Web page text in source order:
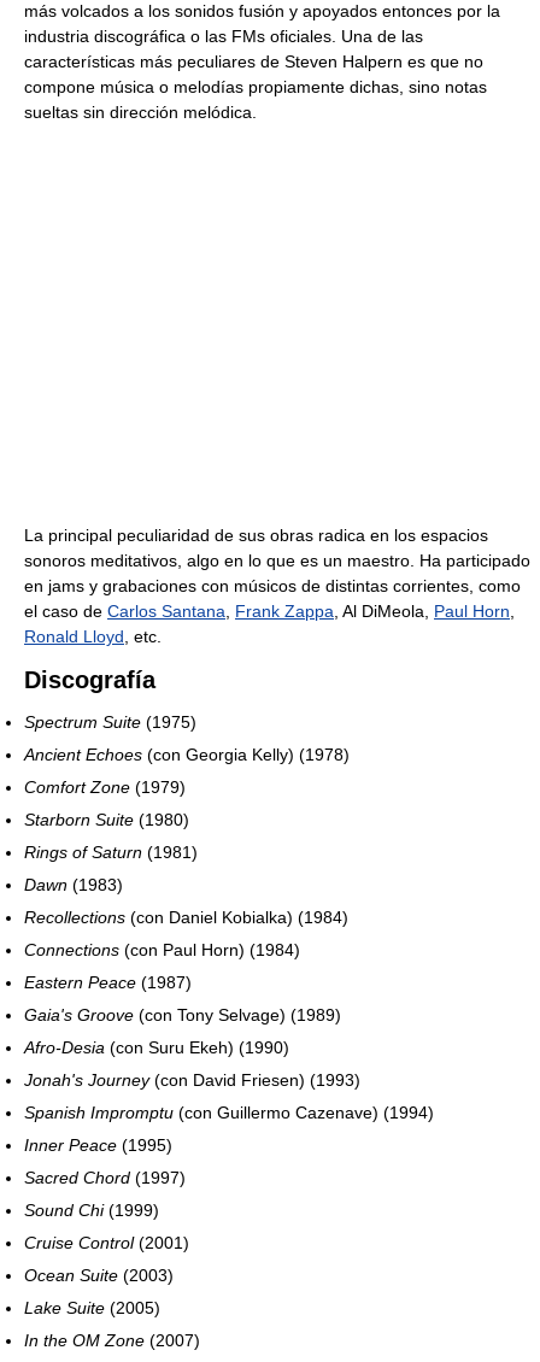
más volcados a los sonidos fusión y apoyados entonces por la
industria discográfica o las FMs oficiales. Una de las
características más peculiares de Steven Halpern es que no
compone música o melodías propiamente dichas, sino notas
sueltas sin dirección melódica.
La principal peculiaridad de sus obras radica en los espacios
sonoros meditativos, algo en lo que es un maestro. Ha participado
en jams y grabaciones con músicos de distintas corrientes, como
el caso de Carlos Santana Frank Zappa , Al DiMeola, Paul Horn
Ronald Lloyd , etc.
Discografía
Spectrum Suite (1975)
Ancient Echoes (con Georgia Kelly) (1978)
Comfort Zone (1979)
Starborn Suite (1980)
Rings of Saturn (1981)
Dawn (1983)
Recollections (con Daniel Kobialka) (1984)
Connections (con Paul Horn) (1984)
Eastern Peace (1987)
Gaia's Groove (con Tony Selvage) (1989)
Afro-Desia (con Suru Ekeh) (1990)
Jonah's Journey(con David Friesen) (1993)
Spanish Impromptu (con Guillermo Cazenave) (1994)
Inner Peace (1995)
Sacred Chord (1997)
Sound Chi(1999)
Cruise Control(2001)
Ocean Suite (2003)
Lake Suite (2005)
In the OM Zone (2007)